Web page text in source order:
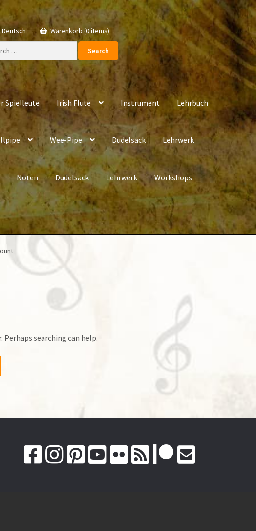
Deutsch
Warenkorb (0 items)
Spielleute Irish Flute Instrument Lehrbuch
Wee-Pipe Dudelsack Lehrwerk
Noten Dudelsack Lehrwerk Workshops
Perhaps searching can help.